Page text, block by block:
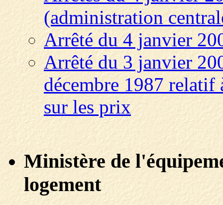
(administration
Arrêté du 4 janvier
Arrêté du 3 janvier
décembre 1987
sur les prix
Ministère de
logement